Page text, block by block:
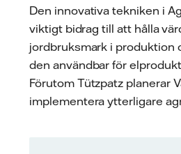
Den innovativa tekniken i
viktigt bidrag till att hålla
jordbruksmark i produktion
den användbar för
Förutom Tützpatz planerar
implementera ytterligare